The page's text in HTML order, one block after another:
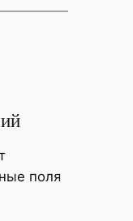
поля